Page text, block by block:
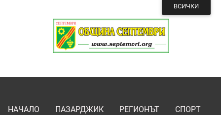
ВСИЧКИ
НАЧАЛО ПАЗАРДЖИК РЕГИОНЪТ
СПОРТ